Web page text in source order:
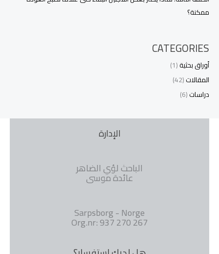
ممكنة؟
CATEGORIES
أوراق بحثية(1)
المقالات(42)
دراسات(6)
الإدارة
الباحث لؤي الضاهر
عائدة موسى
Sarpsborg - Norge
Org.nr: 937 270 267